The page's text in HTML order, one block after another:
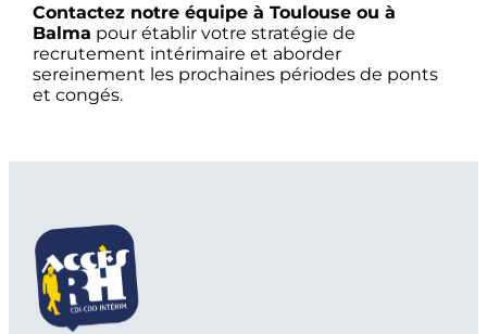
Contactez notre équipe à Toulouse ou à
Balma pour établir votre stratégie de
recrutement intérimaire et aborder
sereinement les prochaines périodes de ponts
et congés.